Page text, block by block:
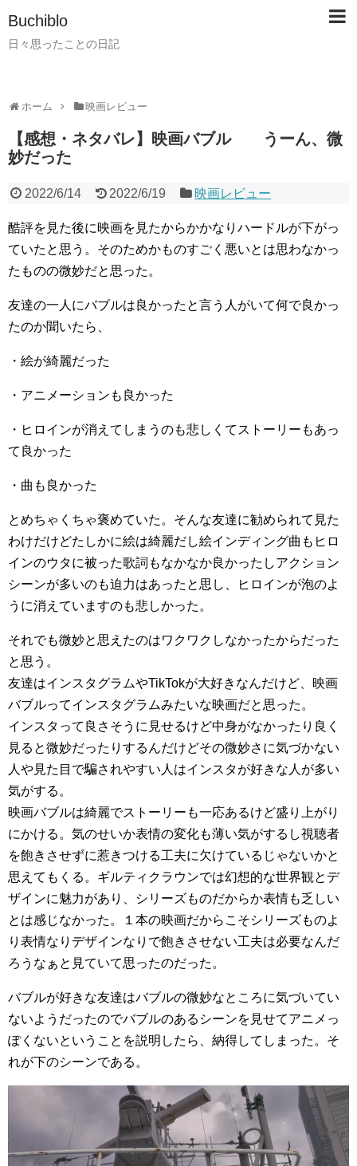
Buchiblo
日々思ったことの日記
ホーム 映画レビュー
【感想・ネタバレ】映画バブル うーん、微
妙だった
2022/6/14 2022/6/19 映画レビュー
酷評を見た後に映画を見たからかかなりハードルが下がっ
ていたと思う。そのためかものすごく悪いとは思わなかっ
たものの微妙だと思った。
友達の一人にバブルは良かったと言う人がいて何で良かっ
たのか聞いたら、
・絵が綺麗だった
・アニメーションも良かった
・ヒロインが消えてしまうのも悲しくてストーリーもあっ
て良かった
・曲も良かった
とめちゃくちゃ褒めていた。そんな友達に勧められて見た
わけだけどたしかに絵は綺麗だし絵インディング曲もヒロ
インのウタに被った歌詞もなかなか良かったしアクション
シーンが多いのも迫力はあったと思し、ヒロインが泡のよ
うに消えていますのも悲しかった。
それでも微妙と思えたのはワクワクしなかったからだった
と思う。
友達はインスタグラムやTikTokが大好きなんだけど、映画
バブルってインスタグラムみたいな映画だと思った。
インスタって良さそうに見せるけど中身がなかったり良く
見ると微妙だったりするんだけどその微妙さに気づかない
人や見た目で騙されやすい人はインスタが好きな人が多い
気がする。
映画バブルは綺麗でストーリーも一応あるけど盛り上がり
にかける。気のせいか表情の変化も薄い気がするし視聴者
を飽きさせずに惹きつける工夫に欠けているじゃないかと
思えてもくる。ギルティクラウンでは幻想的な世界観とデ
ザインに魅力があり、シリーズものだからか表情も乏しい
とは感じなかった。１本の映画だからこそシリーズものよ
り表情なりデザインなりで飽きさせない工夫は必要なんだ
ろうなぁと見ていて思ったのだった。
バブルが好きな友達はバブルの微妙なところに気づいてい
ないようだったのでバブルのあるシーンを見せてアニメっ
ぽくないということを説明したら、納得してしまった。そ
れが下のシーンである。